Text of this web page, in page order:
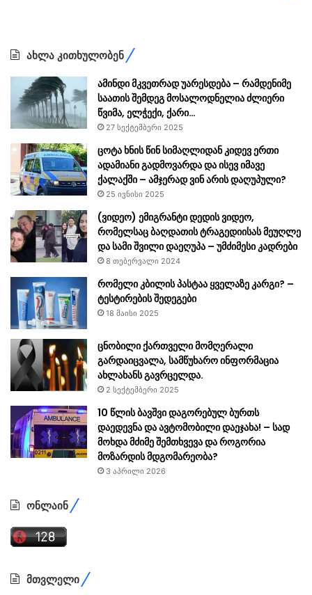
ახლა კითხულობენ
ამინდი მკვეთრად უარესდება – რამდენიმე
საათის შემდეგ მოსალოდნელია ძლიერი
წვიმა, ელჭექი, ქარი…
27 სექტემბერი 2025
ცოტა ხნის წინ სიმაღლიდან კიდევ ერთი
ადამიანი გადმოვარდა და ისევ იმავე
ქალაქში – ამჯერად ვინ არის დაღუპული?
25 ივნისი 2025
(ვიდეო) ემიგრანტი დედის ვიდეო,
რომელსაც ბაღდათის ტრაგედიისას მეუღლე
და სამი შვილი დაეღუპა – უმძიმესი კადრები
8 თებერვალი 2024
რომელი კბილის პასტაა ყველაზე კარგი? –
ტესტირების შედეგები
18 მაისი 2025
ცნობილი ქართველი მომღერალი
გარდაიცვალა, სამწუხარო ინფორმაცია
ახლახანს გავრცელდა.
2 სექტემბერი 2025
10 წლის ბავშვი დაგორებულ ბურთს
დაედევნა და ავტომობილი დაეჯახა! – სად
მოხდა მძიმე შემთხვევა და როგორია
მოზარდის მდგომარეობა?
3 აპრილი 2026
ონლაინ
მთვლელი